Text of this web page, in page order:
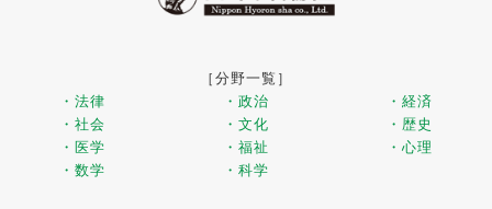
［分野一覧］
・法律
・政治
・経済
・社会
・文化
・歴史
・医学
・福祉
・心理
・数学
・科学